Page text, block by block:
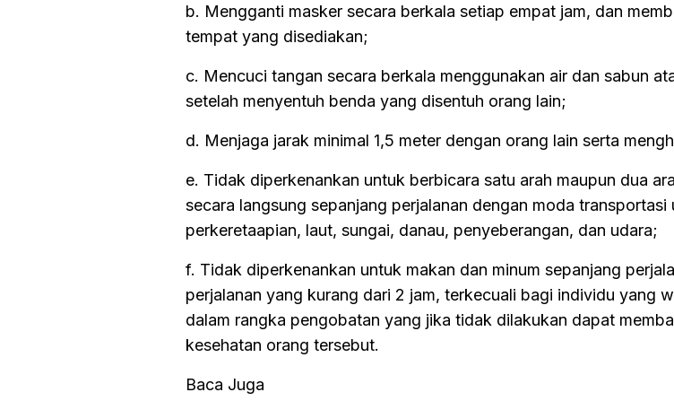
b. Mengganti masker secara berkala setiap empat jam, dan
tempat yang disediakan;
c. Mencuci tangan secara berkala menggunakan air dan sabun
setelah menyentuh benda yang disentuh orang lain;
d. Menjaga jarak minimal 1,5 meter dengan orang lain serta
e. Tidak diperkenankan untuk berbicara satu arah maupun dua
secara langsung sepanjang perjalanan dengan moda transportasi
perkeretaapian, laut, sungai, danau, penyeberangan, dan udara;
f. Tidak diperkenankan untuk makan dan minum sepanjang
perjalanan yang kurang dari 2 jam, terkecuali bagi individu yang
dalam rangka pengobatan yang jika tidak dilakukan dapat
kesehatan orang tersebut.
Baca Juga